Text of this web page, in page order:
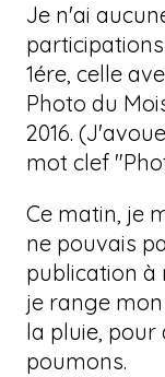
Je n'ai
1ére, celle
Photo du
2016.
mot clef
Ce matin, je
ne pouvais
publication à
je range
la pluie,
poumons.